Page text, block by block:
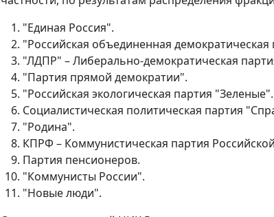
"Единая Россия".
"Российская объединенная
"ЛДПР" – Либерально-демократическая
"Партия прямой демократии".
"Российская экологическая партия "Зеленые".
Социалистическая политическая партия
"Родина".
КПРФ – Коммунистическая партия
Партия пенсионеров.
"Коммунисты России".
"Новые люди".